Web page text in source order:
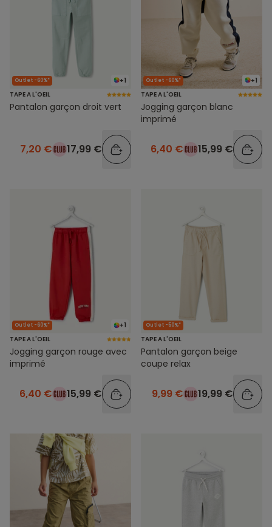
+1
Outlet -60%*
TAPE A L'OEIL
Pantalon garçon droit vert
7,20 € 17,99 €
+1
Outlet -60%*
TAPE A L'OEIL
Jogging garçon blanc
imprimé
6,40 € 15,99 €
+1
Outlet -60%*
TAPE A L'OEIL
Jogging garçon rouge avec
imprimé
6,40 € 15,99 €
Outlet -50%*
TAPE A L'OEIL
Pantalon garçon beige
coupe relax
9,99 € 19,99 €